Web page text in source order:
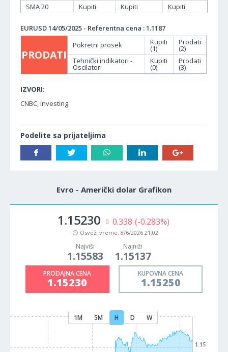
SMA 20
Kupiti Kupiti Kupiti
EURUSD 14/05/2025 - Referentna cena : 1.1187
PRODATI
Pokretni prosek Kupiti
(1)
Prodati
(2)
Tehnički indikatori -
Oscilatori
Kupiti
(0)
Prodati
(3)
IZVORI:
CNBC, Investing
Podelite sa prijateljima
Evro - Američki dolar Grafikon
1.15230 0.338 (-0.283%)
Osveži vreme: 8/6/2026 21:02
Najviši
1.15583
Najniži
1.15137
PRODAJNA CENA
1.15230
KUPOVNA CENA
1.15250
1M 5M H D W
1.15